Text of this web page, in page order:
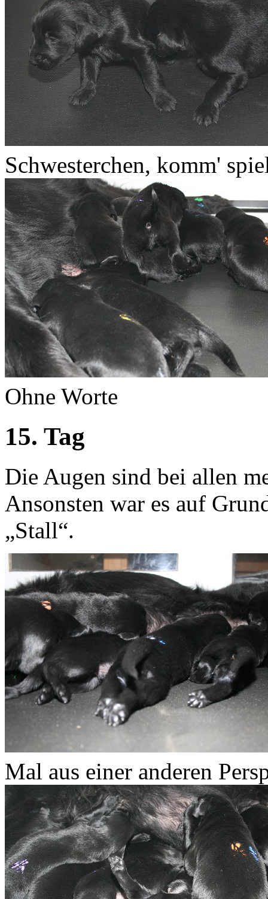
Schwesterchen, komm'
Ohne Worte
15. Tag
Die Augen sind bei allen
Ansonsten war es auf
„Stall“.
Mal aus einer anderen